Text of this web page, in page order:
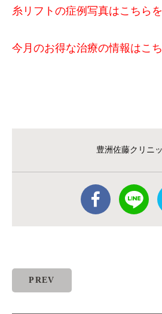
糸リフトの症例写真はこちら
今月のお得な治療の情報はこ
豊洲佐藤クリニ
PREV